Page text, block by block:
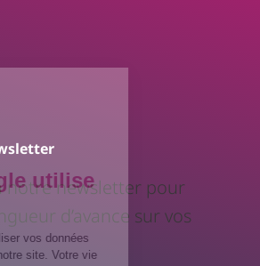
notre newsletter pour
d’avance sur vos